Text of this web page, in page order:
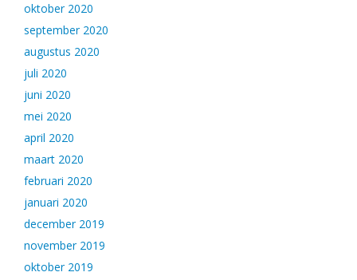
oktober 2020
september 2020
augustus 2020
juli 2020
juni 2020
mei 2020
april 2020
maart 2020
februari 2020
januari 2020
december 2019
november 2019
oktober 2019